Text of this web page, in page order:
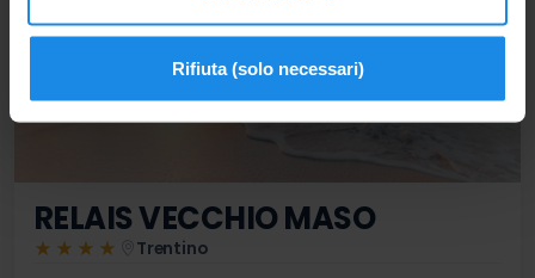
Rifiuta (solo necessari)
RELAIS VECCHIO MASO
★★★★ Trentino